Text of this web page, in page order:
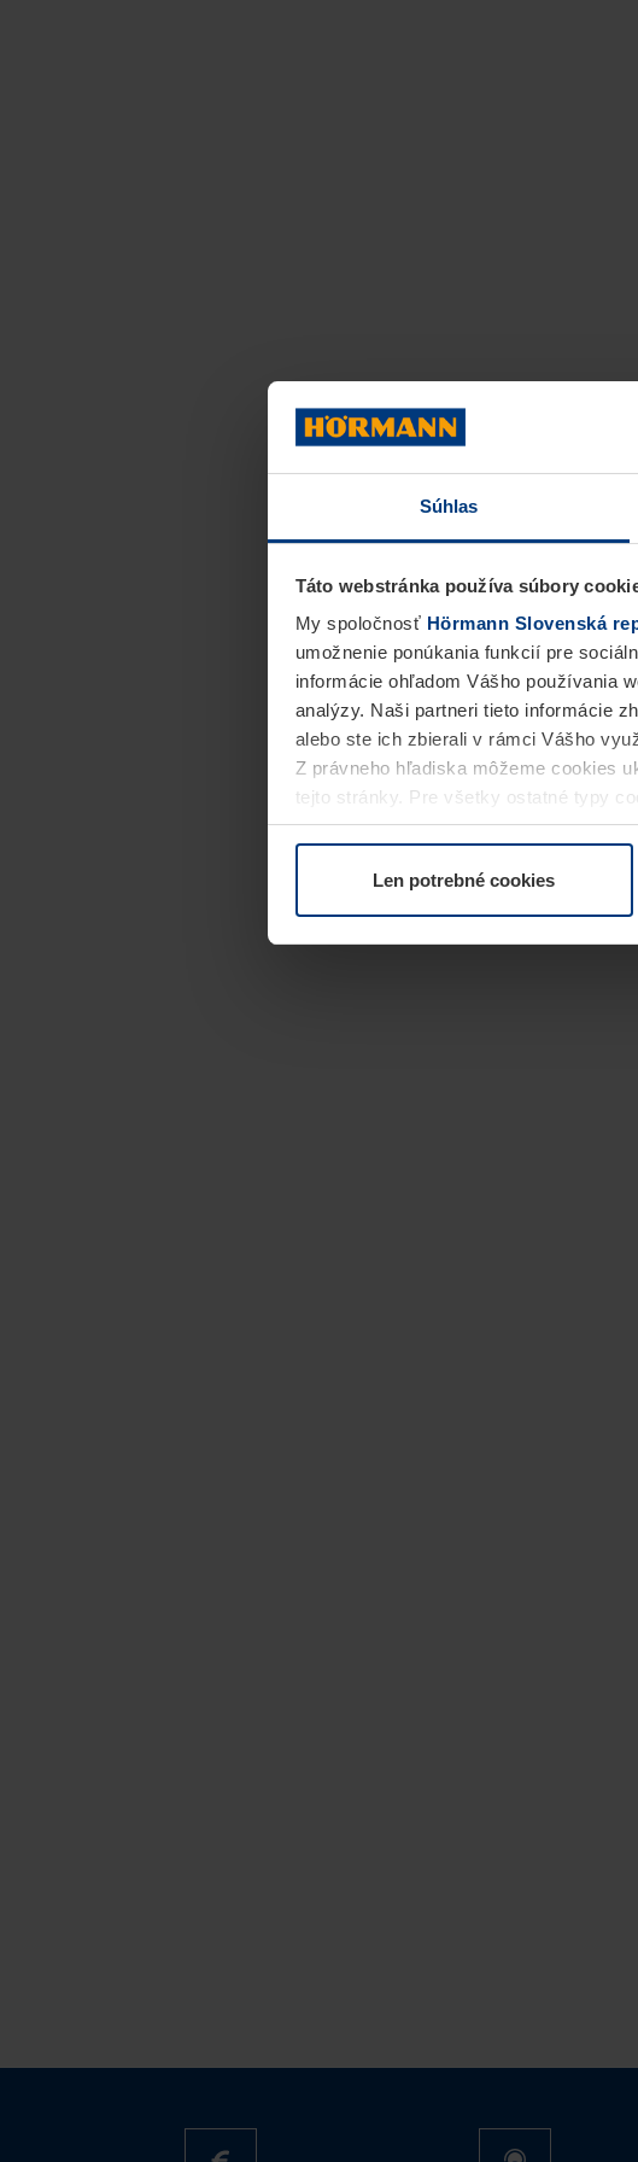
Súhlas
Táto webstránka používa súbory
My spoločnosť Hörmann Slovenská
umožnenie ponúkania funkcií pre
informácie ohľadom Vášho používania
analýzy. Naši partneri tieto informácie
alebo ste ich zbierali v rámci Vášho
Z právneho hľadiska môžeme cookies
tejto stránky. Pre všetky ostatné typy
alebo odvolať vo vysvetlení cookie na
Len potrebné cookies